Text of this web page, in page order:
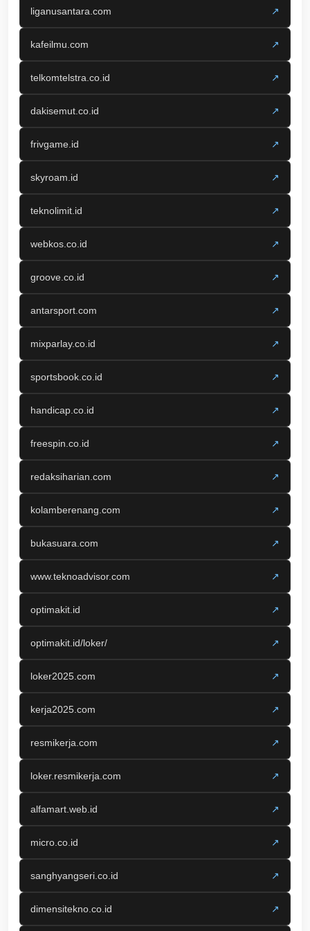
liganusantara.com ↗
kafeilmu.com ↗
telkomtelstra.co.id ↗
dakisemut.co.id ↗
frivgame.id ↗
skyroam.id ↗
teknolimit.id ↗
webkos.co.id ↗
groove.co.id ↗
antarsport.com ↗
mixparlay.co.id ↗
sportsbook.co.id ↗
handicap.co.id ↗
freespin.co.id ↗
redaksiharian.com ↗
kolamberenang.com ↗
bukasuara.com ↗
www.teknoadvisor.com ↗
optimakit.id ↗
optimakit.id/loker/ ↗
loker2025.com ↗
kerja2025.com ↗
resmikerja.com ↗
loker.resmikerja.com ↗
alfamart.web.id ↗
micro.co.id ↗
sanghyangseri.co.id ↗
dimensitekno.co.id ↗